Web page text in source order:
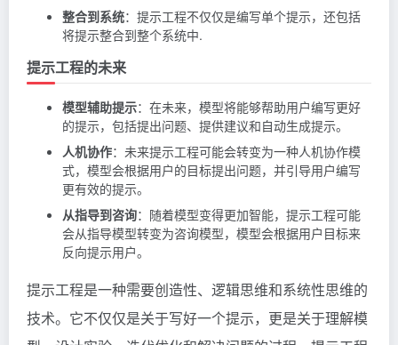
整合到系统：提示工程不仅仅是编写单个提示，还包括
将提示整合到整个系统中.
提示工程的未来
模型辅助提示：在未来，模型将能够帮助用户编写更好
的提示，包括提出问题、提供建议和自动生成提示。
人机协作：未来提示工程可能会转变为一种人机协作模
式，模型会根据用户的目标提出问题，并引导用户编写
更有效的提示。
从指导到咨询：随着模型变得更加智能，提示工程可能
会从指导模型转变为咨询模型，模型会根据用户目标来
反向提示用户。
提示工程是一种需要创造性、逻辑思维和系统性思维的
技术。它不仅仅是关于写好一个提示，更是关于理解模